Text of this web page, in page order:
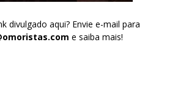
divulgado aqui? Envie e-mail para
e saiba mais!